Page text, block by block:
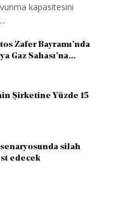
kapasitesini
Zafer Bayramı’nda
Gaz Sahası’na...
Şirketine Yüzde 15
senaryosunda silah
edecek